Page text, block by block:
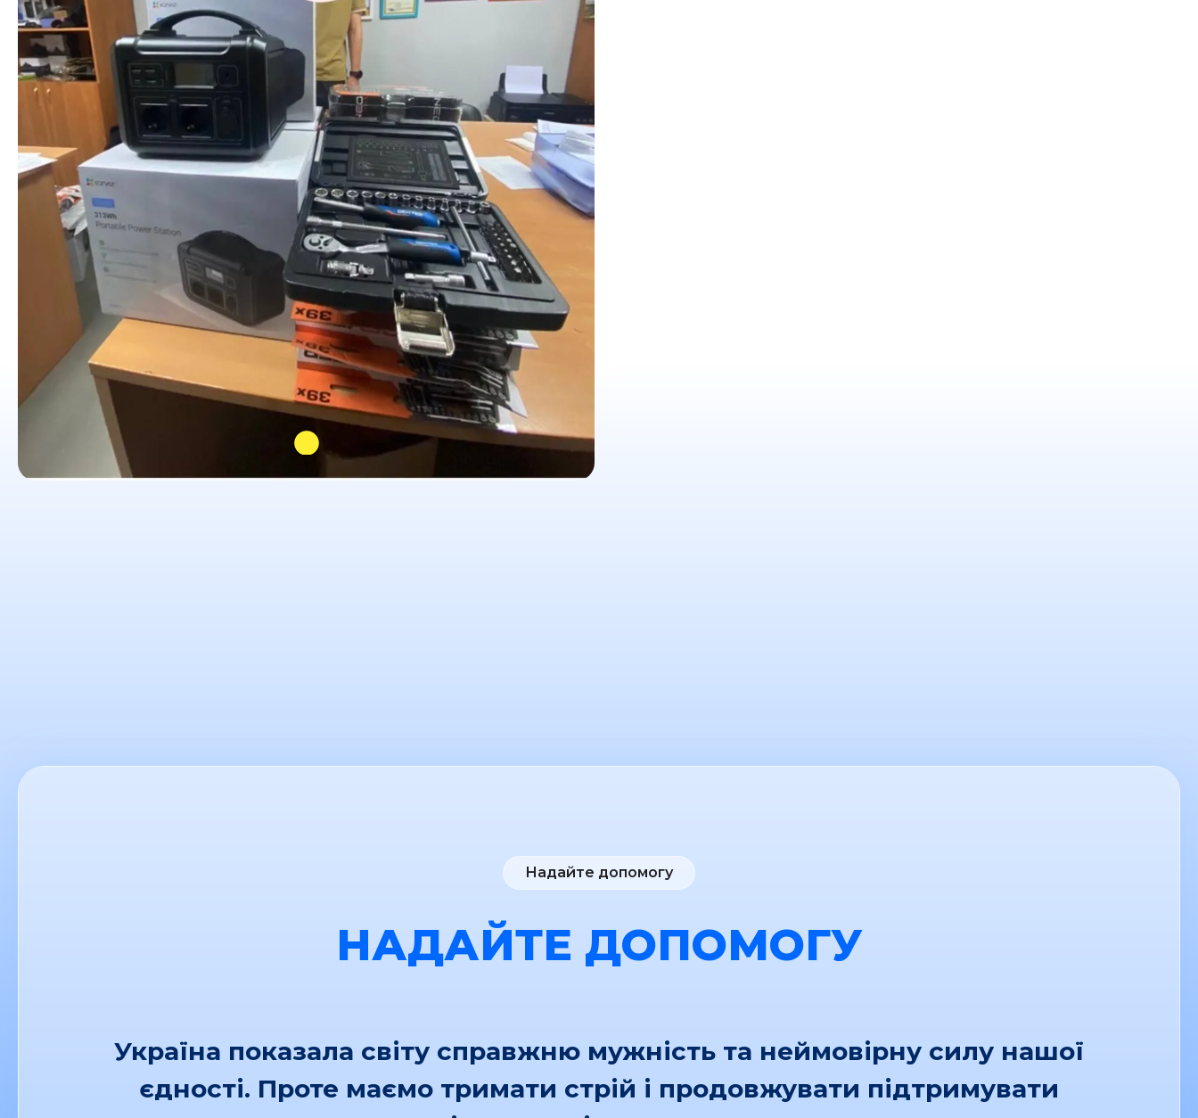
Надайте допомогу
НАДАЙТЕ ДОПОМОГУ
Україна показала світу справжню мужність та неймовірну силу нашої
єдності. Проте маємо тримати стрій і продовжувати підтримувати